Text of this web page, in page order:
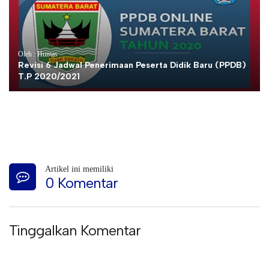
Oleh : Humas
Revisi 6 Jadwal Penerimaan Peserta Didik Baru (PPDB)
T.P 2020/2021
Artikel ini memiliki
0 Komentar
Tinggalkan Komentar